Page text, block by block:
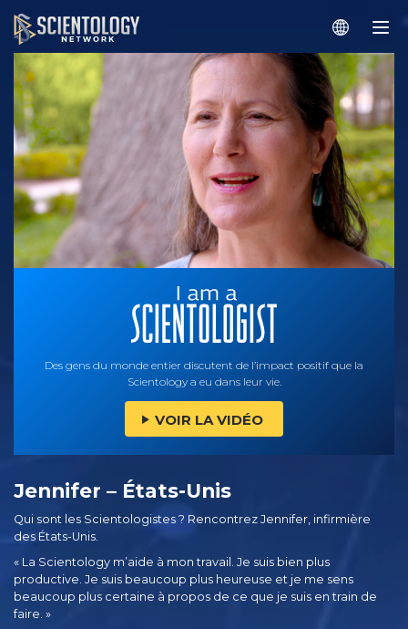
Des gens du monde entier discutent de l’impact positif que la
Scientology a eu dans leur vie.
VOIR LA VIDÉO
Jennifer – États-Unis
Qui sont les Scientologistes ? Rencontrez Jennifer, infirmière
des États-Unis.
« La Scientology m’aide à mon travail. Je suis bien plus
productive. Je suis beaucoup plus heureuse et je me sens
beaucoup plus certaine à propos de ce que je suis en train de
faire. »